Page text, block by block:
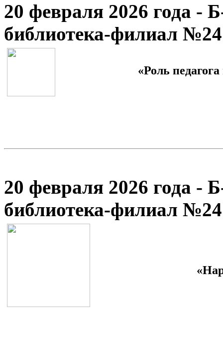
20 февраля 2026 года -
библиотека-филиал №24
«Роль
20 февраля 2026 года -
библиотека-филиал №24